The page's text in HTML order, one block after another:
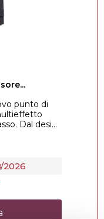
punto di
Dal desi...
2026